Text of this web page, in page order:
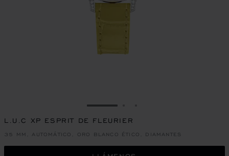
IR A LA DIAPOSITIVA 1
L.U.C XP ESPRIT DE FLEURIER
35 MM, AUTOMÁTICO, ORO BLANCO ÉTICO, DIAMANTES